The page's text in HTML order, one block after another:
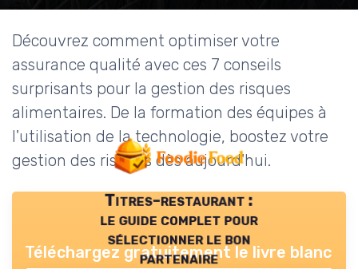
Découvrez comment optimiser votre
assurance qualité avec ces 7 conseils
surprisants pour la gestion des risques
alimentaires. De la formation des équipes à
l'utilisation de la technologie, boostez votre
gestion des risques dès aujourd'hui.
Titres-restaurant :
le guide complet pour
sélectionner le bon
partenaire
Téléchargez gratuitement le livre blanc